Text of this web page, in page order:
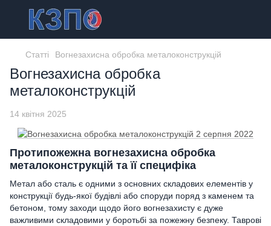
Статті Вогнезахисна обробка металоконструкцій
Вогнезахисна обробка
металоконструкцій
14 квітня 2025
Протипожежна вогнезахисна обробка
металоконструкцій та її специфіка
Метал або сталь є одними з основних складових елементів у
конструкції будь-якої будівлі або споруди поряд з каменем та
бетоном, тому заходи щодо його вогнезахисту є дуже
важливими складовими у боротьбі за пожежну безпеку. Таврові